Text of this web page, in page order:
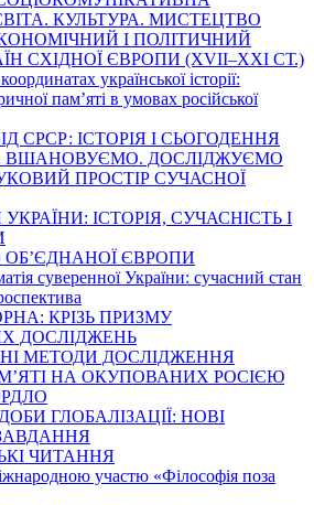
КУЛЬТУРА. МИСТЕЦТВО
І ПОЛІТИЧНИЙ
СХІДНОЇ ЄВРОПИ (ХVІІ–ХХІ СТ.)
української історії:
пам’яті в умовах російської
СРСР: ІСТОРІЯ І СЬОГОДЕННЯ
ВШАНОВУЄМО. ДОСЛІДЖУЄМО
ПРОСТІР СУЧАСНОЇ
ІСТОРІЯ, СУЧАСНІСТЬ І
ЄВРОПИ
суверенної України: сучасний стан
КРІЗЬ ПРИЗМУ
ДОСЛІДЖЕНЬ
МЕТОДИ ДОСЛІДЖЕННЯ
НА ОКУПОВАНИХ РОСІЄЮ
ГЛОБАЛІЗАЦІЇ: НОВІ
ЧИТАННЯ
участю «Філософія поза